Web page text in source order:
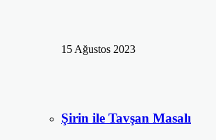
15 Ağustos 2023
Şirin ile Tavşan Masalı